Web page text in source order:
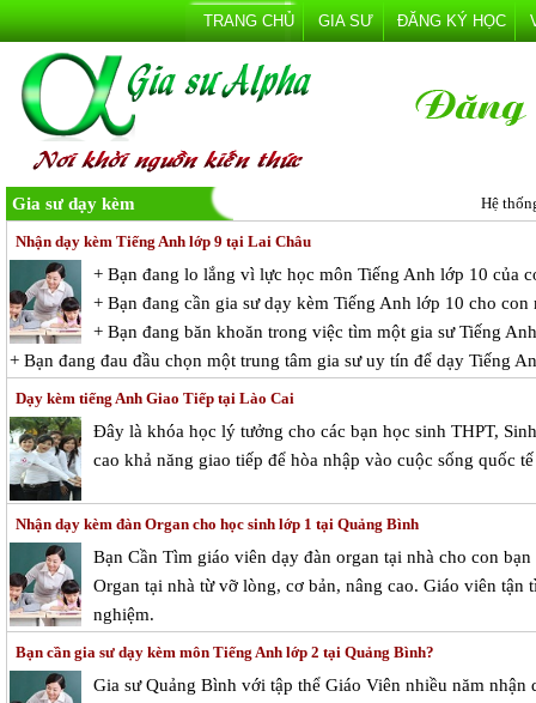
TRANG CHỦ GIA SƯ ĐĂNG KÝ HỌC
Gia sư dạy kèm Hệ
Nhận dạy kèm Tiếng Anh lớp 9 tại Lai Châu
+ Bạn đang lo lắng vì lực học môn Tiếng Anh lớp 10 của
+ Bạn đang cần gia sư dạy kèm Tiếng Anh lớp 10 cho con
+ Bạn đang băn khoăn trong việc tìm một gia sư Tiếng
+ Bạn đang đau đầu chọn một trung tâm gia sư uy tín để dạy Tiếng
Dạy kèm tiếng Anh Giao Tiếp tại Lào Cai
Đây là khóa học lý tưởng cho các bạn học sinh THPT,
cao khả năng giao tiếp để hòa nhập vào cuộc sống quốc
Nhận dạy kèm đàn Organ cho học sinh lớp 1 tại Quảng Bình
Bạn Cần Tìm giáo viên dạy đàn organ tại nhà cho con
Organ tại nhà từ vỡ lòng, cơ bản, nâng cao. Giáo viên
nghiệm.
Bạn cần gia sư dạy kèm môn Tiếng Anh lớp 2 tại Quảng Bình?
Gia sư Quảng Bình với tập thể Giáo Viên nhiều năm